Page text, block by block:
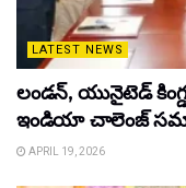
LATEST NEWS
లండన్, యునైటెడ్
ఇండియా చాలెంజ్
APRIL 19, 2026